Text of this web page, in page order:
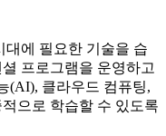
대에 필요한 기술을 습
프로그램을 운영하고
(AI), 클라우드 컴퓨팅,
으로 학습할 수 있도록